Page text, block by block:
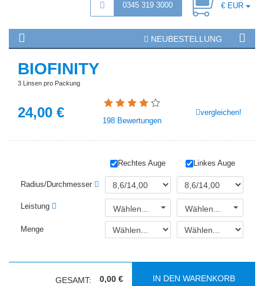
0345 319 3000 € EUR
NEUBESTELLUNG
BIOFINITY
3 Linsen pro Packung
24,00 €
198Bewertungen
vergleichen!
Rechtes Auge Linkes Auge
Radius/Durchmesser
Leistung Wählen... Wählen...
Menge
GESAMT: 0,00 €
IN DEN WARENKORB